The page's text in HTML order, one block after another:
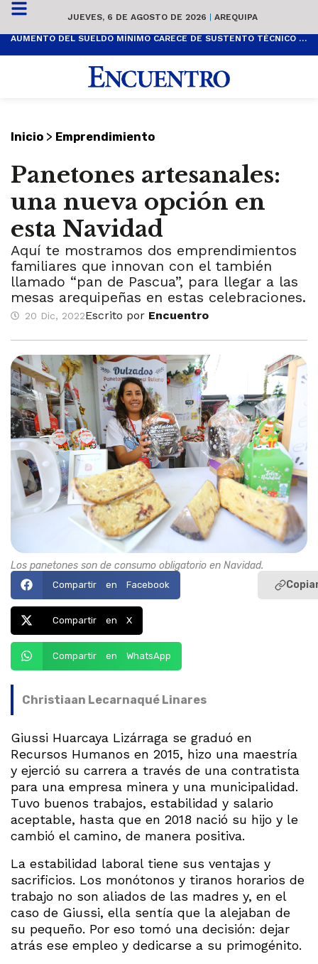
JUEVES, 6 DE AGOSTO DE 2026 | AREQUIPA
AUMENTO DEL SUELDO MÍNIMO CARECE DE SUSTENTO TÉCNICO Y ES POPULISTA
Inicio > Emprendimiento
Panetones artesanales:
una nueva opción en
esta Navidad
Aquí te mostramos dos emprendimientos
familiares que innovan con el también
llamado “pan de Pascua”, para llegar a las
mesas arequipeñas en estas celebraciones.
20 Dic, 2022Escrito por Encuentro
Los panetones son de consumo obligatorio en Navidad.
Compartir en Facebook
Compartir en X
Compartir en WhatsApp
Christiaan Lecarnaqué Linares
Giussi Huarcaya Lizárraga se graduó en
Recursos Humanos en 2015, hizo una maestría
y ejerció su carrera a través de una contratista
para una empresa minera y una municipalidad.
Tuvo buenos trabajos, estabilidad y salario
aceptable, hasta que en 2018 nació su hijo y le
cambió el camino, de manera positiva.
La estabilidad laboral tiene sus ventajas y
sacrificios. Los monótonos y tiranos horarios de
trabajo no son aliados de las madres y, en el
caso de Giussi, ella sentía que la alejaban de
su pequeño. Por eso tomó una decisión: dejar
atrás ese empleo y dedicarse a su primogénito.